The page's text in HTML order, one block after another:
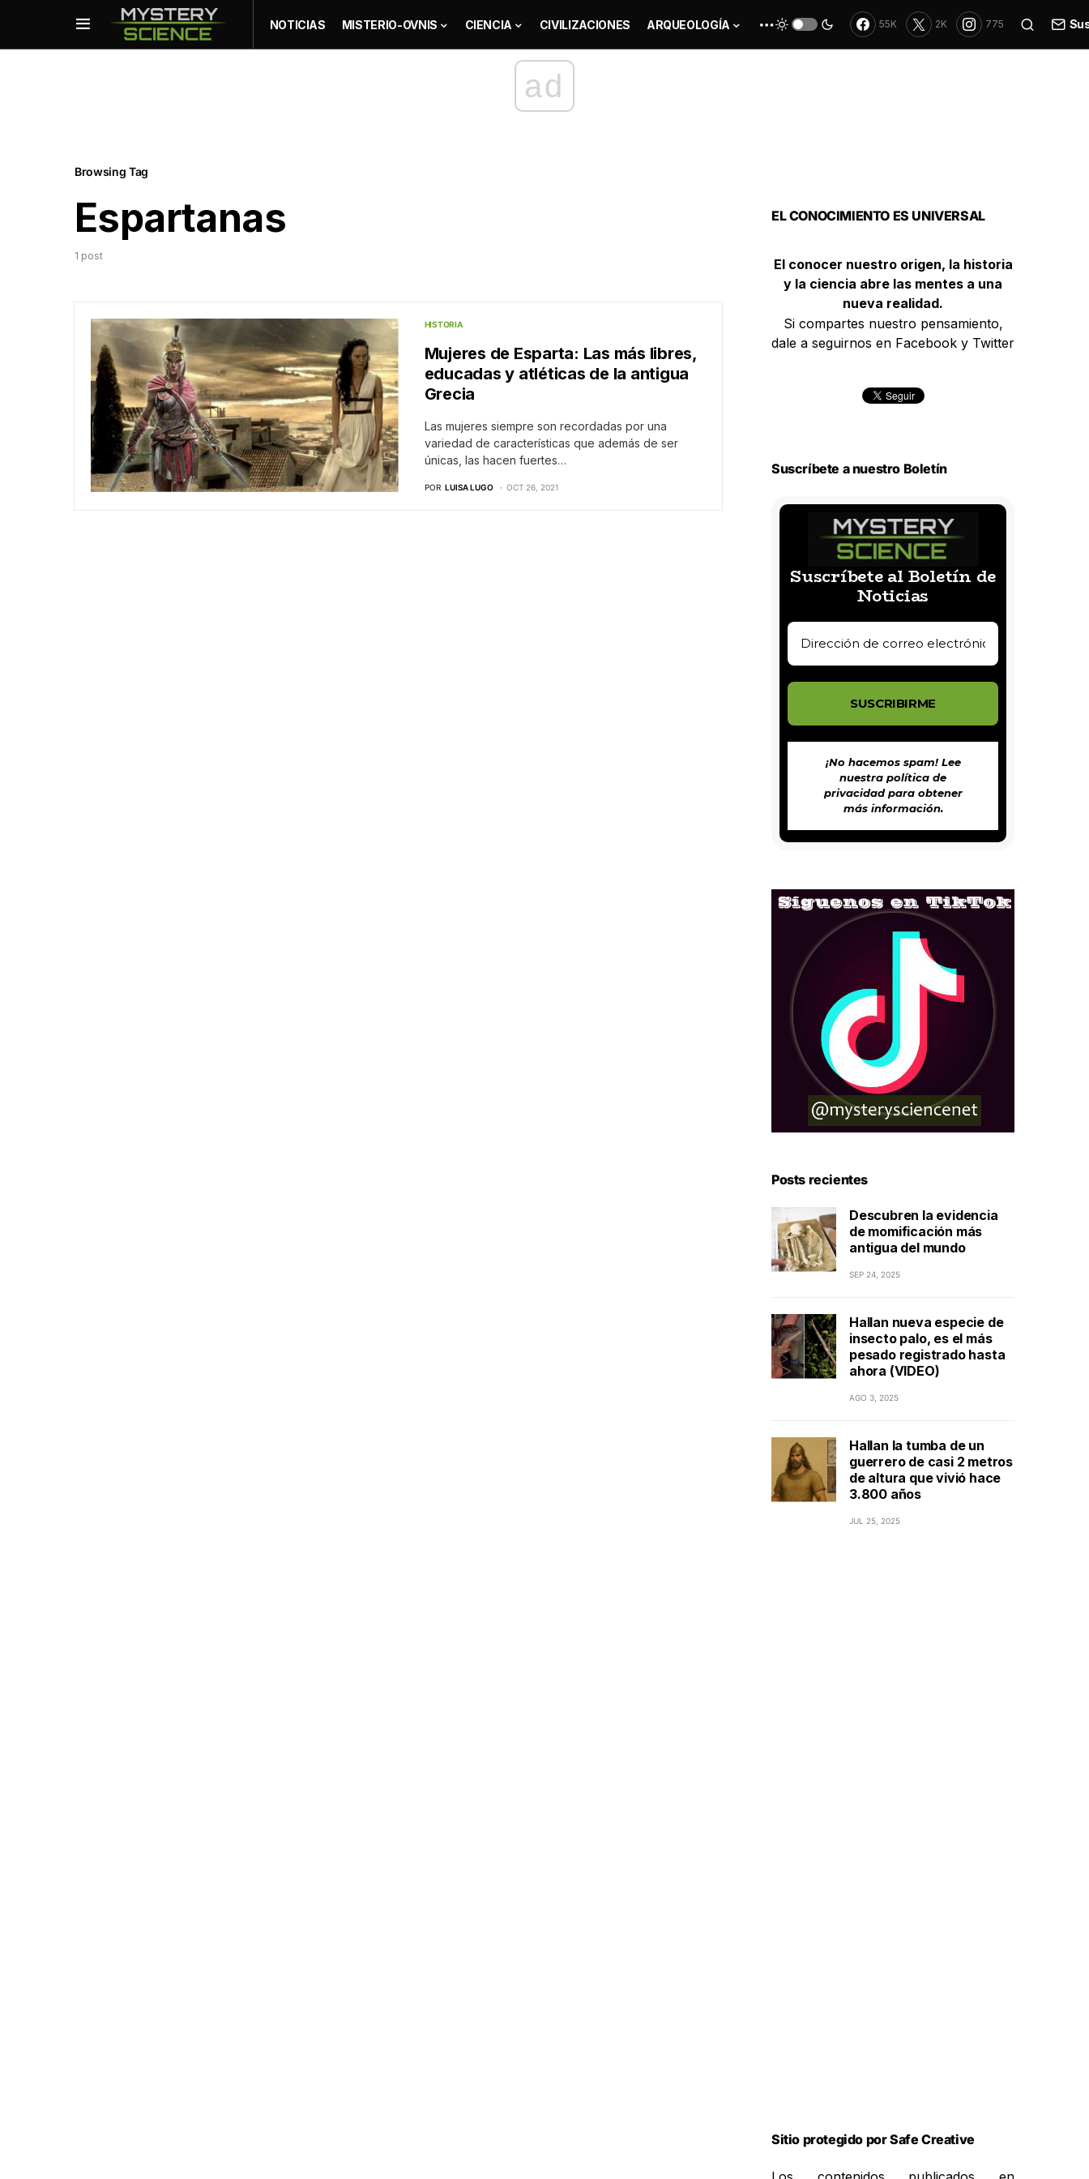
NOTICIAS MISTERIO-OVNIS CIENCIA CIVILIZACIONES ARQUEOLOGÍA 55K 2K 775
ad
Browsing Tag
Espartanas
1 post
HISTORIA
Mujeres de Esparta: Las más libres,
educadas y atléticas de la antigua
Grecia
Las mujeres siempre son recordadas por una
variedad de características que además de ser
únicas, las hacen fuertes…
POR LUISA LUGO OCT 26, 2021
EL CONOCIMIENTO ES UNIVERSAL
El conocer nuestro origen, la historia
y la ciencia abre las mentes a una
nueva realidad.
Si compartes nuestro pensamiento,
dale a seguirnos en Facebook y Twitter
Suscríbete a nuestro Boletín
Suscríbete al Boletín de
Noticias
¡No hacemos spam! Lee
nuestra política de
privacidadpara obtener
más información.
Posts recientes
Descubren la evidencia
de momificación más
antigua del mundo
SEP 24, 2025
Hallan nueva especie de
insecto palo, es el más
pesado registrado hasta
ahora (VIDEO)
AGO 3, 2025
Hallan la tumba de un
guerrero de casi 2 metros
de altura que vivió hace
3.800 años
JUL 25, 2025
Sitio protegido por Safe Creative